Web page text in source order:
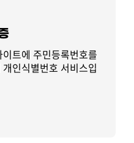
트에 주민등록번호를
인식별번호 서비스입